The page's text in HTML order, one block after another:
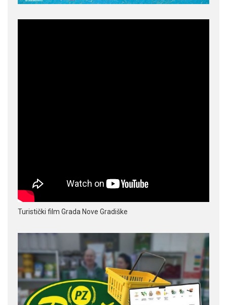
Turistički film Grada Nove Gradiške